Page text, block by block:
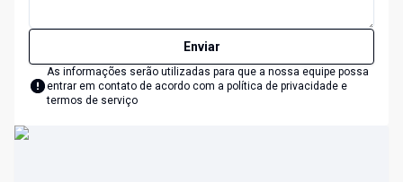
Enviar
As informações serão utilizadas para que a nossa equipe possa
entrar em contato de acordo com a política de privacidade e
termos de serviço